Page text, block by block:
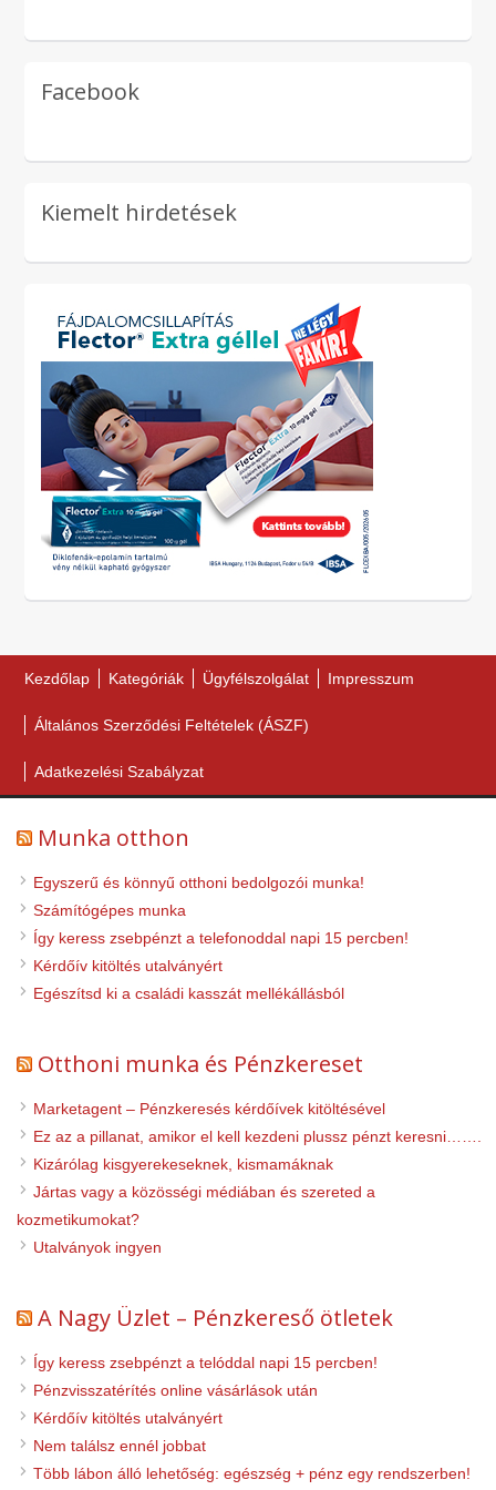
Facebook
Kiemelt hirdetések
Kezdőlap Kategóriák Ügyfélszolgálat Impresszum
Általános Szerződési Feltételek (ÁSZF)
Adatkezelési Szabályzat
Munka otthon
Egyszerű és könnyű otthoni bedolgozói munka!
Számítógépes munka
Így keress zsebpénzt a telefonoddal napi 15 percben!
Kérdőív kitöltés utalványért
Egészítsd ki a családi kasszát mellékállásból
Otthoni munka és Pénzkereset
Marketagent – Pénzkeresés kérdőívek kitöltésével
Ez az a pillanat, amikor el kell kezdeni plussz pénzt keresni…….
Kizárólag kisgyerekeseknek, kismamáknak
Jártas vagy a közösségi médiában és szereted a
kozmetikumokat?
Utalványok ingyen
A Nagy Üzlet – Pénzkereső ötletek
Így keress zsebpénzt a telóddal napi 15 percben!
Pénzvisszatérítés online vásárlások után
Kérdőív kitöltés utalványért
Nem találsz ennél jobbat
Több lábon álló lehetőség: egészség + pénz egy rendszerben!